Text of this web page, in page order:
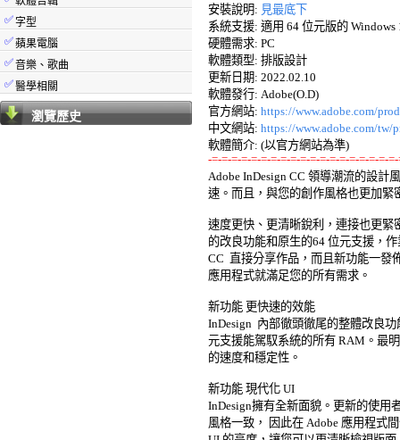
✅字型
✅蘋果電腦
✅音樂、歌曲
✅醫學相關
瀏覽歷史
安裝說明: 見最底下
系統支援: 適用 64 位元版的
硬體需求: PC
軟體類型: 排版設計
更新日期: 2022.02.10
軟體發行: Adobe(O.D)
官方網站: https://www.adobe.com/
中文網站: https://www.adobe.com/tw/
-=-=-=-=-=-=-=-=-=-=-=-=-=-=-=-=-=-=-
Adobe InDesign CC 領導潮流的設
速。而且，與您的創作風格也更加緊
速度更快、更清晰銳利，連接也更
的改良功能和原生的64 位元支援，
CC  直接分享作品，而且新功能一
應用程式就滿足您的所有需求。
新功能 更快速的效能
InDesign  內部徹頭徹尾的整體改良
元支援能駕馭系統的所有 RAM。最
的速度和穩定性。
新功能 現代化 UI
InDesign擁有全新面貌。更新的使用
風格一致， 因此在 Adobe 應用程式